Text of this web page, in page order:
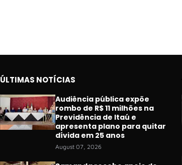
ÚLTIMAS NOTÍCIAS
Audiência pública expõe
rombo de R$ 11 milhões na
Previdência de Itaú e
apresenta plano para quitar
dívida em 25 anos
August 07, 2026